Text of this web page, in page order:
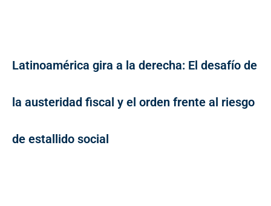
Latinoamérica gira a la derecha: El desafío de
la austeridad fiscal y el orden frente al riesgo
de estallido social